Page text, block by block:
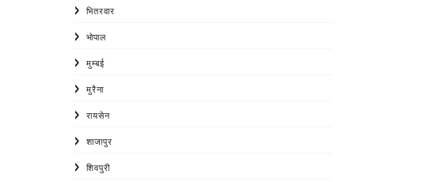
भितरवार
भोपाल
मुम्बई
मुरैना
रायसेन
शाजापुर
शिवपुरी